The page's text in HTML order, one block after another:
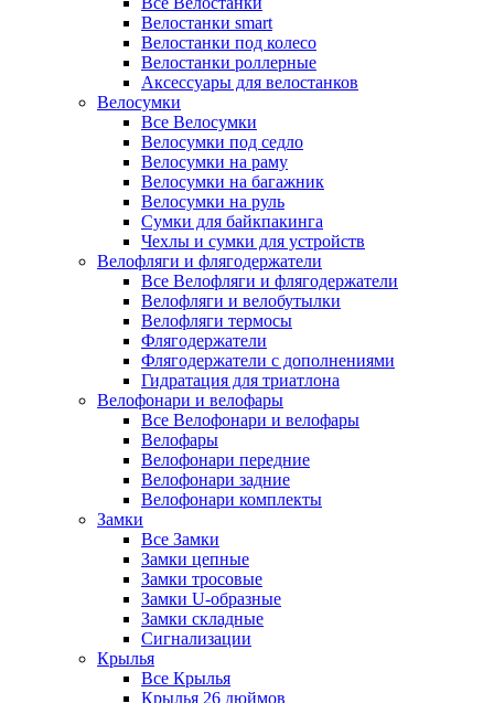
Велостанки smart
Велостанки под колесо
Велостанки роллерные
Аксессуары для велостанков
Велосумки
Все Велосумки
Велосумки под седло
Велосумки на раму
Велосумки на багажник
Велосумки на руль
Сумки для байкпакинга
Чехлы и сумки для устройств
Велофляги и флягодержатели
Все Велофляги и флягодержатели
Велофляги и велобутылки
Велофляги термосы
Флягодержатели
Флягодержатели с дополнениями
Гидратация для триатлона
Велофонари и велофары
Все Велофонари и велофары
Велофары
Велофонари передние
Велофонари задние
Велофонари комплекты
Замки
Все Замки
Замки цепные
Замки тросовые
Замки U-образные
Замки складные
Сигнализации
Крылья
Все Крылья
Крылья 26 дюймов